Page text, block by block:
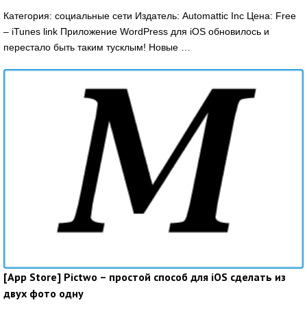
Категория: социальные сети Издатель: Automattic Inc Цена: Free
– iTunes link Приложение WordPress для iOS обновилось и
перестало быть таким тусклым! Новые …
[App Store] Pictwo – простой способ для iOS сделать из
двух фото одну